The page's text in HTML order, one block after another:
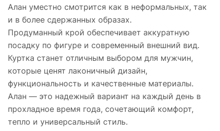
Алан уместно смотрится как в неформальных, так
и в более сдержанных образах.
Продуманный крой обеспечивает аккуратную
посадку по фигуре и современный внешний вид.
Куртка станет отличным выбором для мужчин,
которые ценят лаконичный дизайн,
функциональность и качественные материалы.
Алан — это надежный вариант на каждый день в
прохладное время года, сочетающий комфорт,
тепло и универсальный стиль.